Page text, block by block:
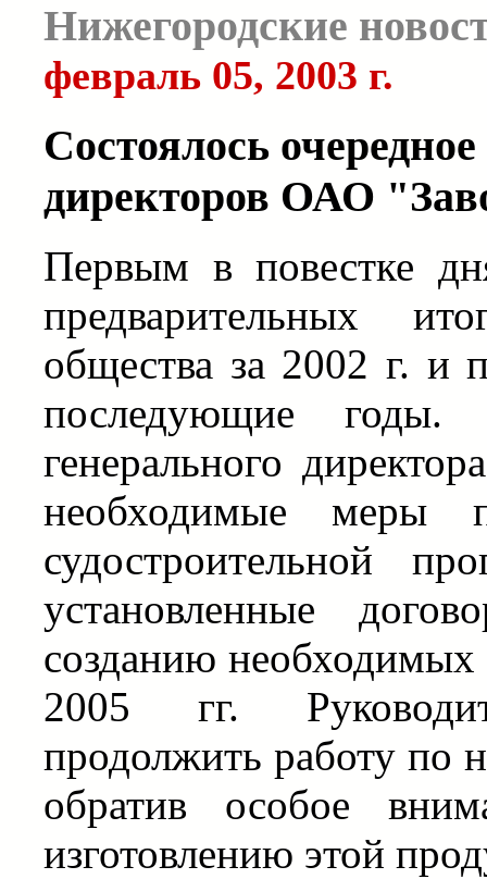
Нижегородские
февраль 05, 2003 г.
Состоялось
директоров ОАО
Первым в повестке
предварительных
общества за 2002 г. и
последующие годы.
генерального
необходимые меры
судостроительной
установленные
созданию необходимых
2005 гг.
продолжить работу по
обратив особое
изготовлению этой